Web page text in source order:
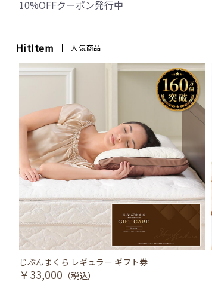
10%OFFクーポン発行中
HitItem 人気商品
じぶんまくら レギュラー ギフト券
￥33,000 （税込）